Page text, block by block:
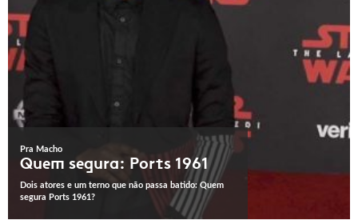
Pra Macho
Quem segura: Ports 1961
Dois atores e um terno que não passa batido: Quem
segura Ports 1961?